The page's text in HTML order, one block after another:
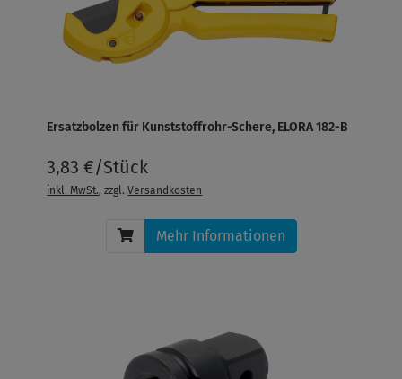
Ersatzbolzen für Kunststoffrohr-Schere, ELORA 182-B
3,83 €/Stück
inkl. MwSt., zzgl.Versandkosten
Mehr Informationen